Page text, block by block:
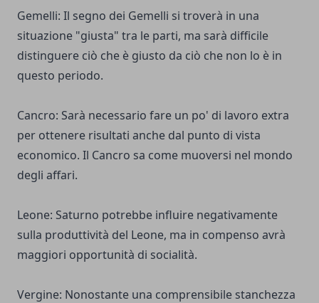
Gemelli: Il segno dei Gemelli si troverà in una
situazione "giusta" tra le parti, ma sarà difficile
distinguere ciò che è giusto da ciò che non lo è in
questo periodo.
Cancro: Sarà necessario fare un po' di lavoro extra
per ottenere risultati anche dal punto di vista
economico. Il Cancro sa come muoversi nel mondo
degli affari.
Leone: Saturno potrebbe influire negativamente
sulla produttività del Leone, ma in compenso avrà
maggiori opportunità di socialità.
Vergine: Nonostante una comprensibile stanchezza